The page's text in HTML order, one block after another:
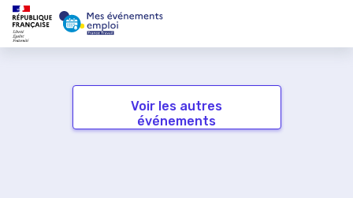
Voir les autres
événements